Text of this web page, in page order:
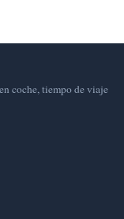
coche, tiempo de viaje